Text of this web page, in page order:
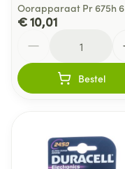
Oorapparaat Pr 675h 6
€ 10,01
Bestel